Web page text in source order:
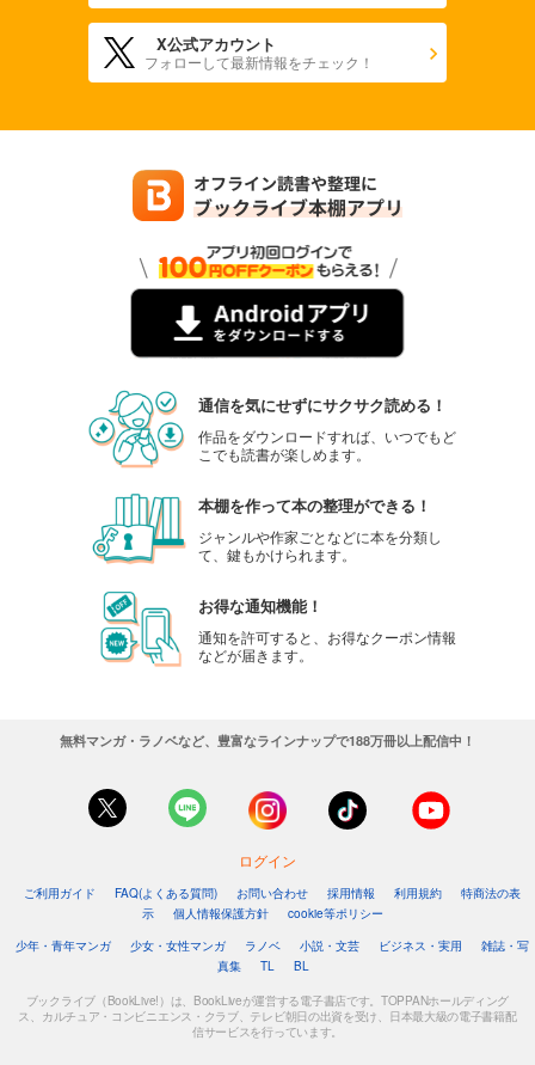
X公式アカウント
フォローして最新情報をチェック！
通信を気にせずにサクサク読める！
作品をダウンロードすれば、いつでもど
こでも読書が楽しめます。
本棚を作って本の整理ができる！
ジャンルや作家ごとなどに本を分類し
て、鍵もかけられます。
お得な通知機能！
通知を許可すると、お得なクーポン情報
などが届きます。
無料マンガ・ラノベなど、豊富なラインナップで188万冊以上配信中！
ログイン
ご利用ガイド FAQ(よくある質問) お問い合わせ 採用情報 利用規約
特商法の表
示
個人情報保護方針
cookie等ポリシー
少年・青年マンガ
少女・女性マンガ ラノベ 小説・文芸 ビジネス・実用
雑誌・写
真集
TL BL
ブックライブ（BookLive!）は、BookLiveが運営する電子書店です。TOPPANホールディング
ス、カルチュア・コンビニエンス・クラブ、テレビ朝日の出資を受け、日本最大級の電子書籍配
信サービスを行っています。